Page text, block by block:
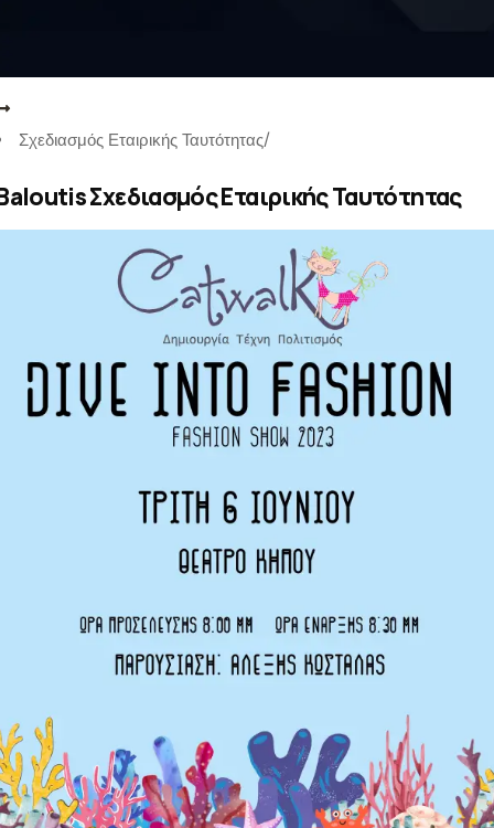
Σχεδιασμός Εταιρικής Ταυτότητας/
Σχεδιασμός Εταιρικής Ταυτότητας